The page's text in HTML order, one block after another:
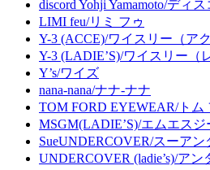
discord Yohji Yamamoto/ディ
LIMI feu/リミ フゥ
Y-3 (ACCE)/ワイスリー（アク
Y-3 (LADIE’S)/ワイスリー（
Y’s/ワイズ
nana-nana/ナナ-ナナ
TOM FORD EYEWEAR/トム
MSGM(LADIE’S)/エムエスジ
SueUNDERCOVER/スーアン
UNDERCOVER (ladie’s)/アン